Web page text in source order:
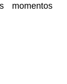
momentos